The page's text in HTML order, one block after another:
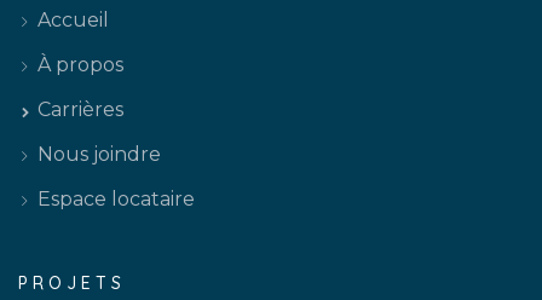
Accueil
À propos
Carrières
Nous joindre
Espace locataire
PROJETS